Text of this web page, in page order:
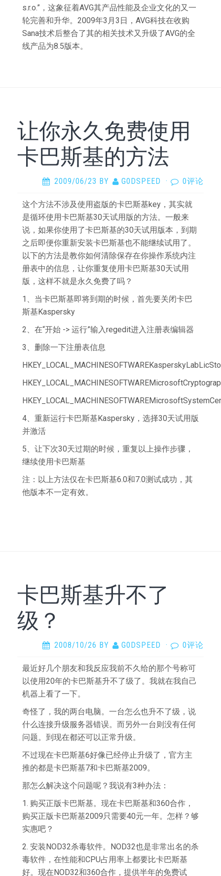
s.r.o.”，这象征着AVG其产品性能及企业文化的又一
轮完善和升华。2009年3月3日，AVG科技在收购
Sana技术后整合了其的相关技术又升级了AVG的全
线产品为8.5版本。
让你永久免费使用
卡巴斯基的方法
2009/06/23 BY G0DSPEED · 0评论
这个方法不涉及使用盗版的卡巴斯基key，其实就
是循环使用卡巴斯基30天试用版的方法。一般来
说，如果你使用了卡巴斯基的30天试用版本，到期
之后即便你重新安装卡巴斯基也不能继续试用了。
以下的方法是教你如何清除保存在你操作系统内注
册表中的信息，让你重复使用卡巴斯基30天试用
版，这样不就是永久免费了吗？
1、当卡巴斯基即将到期的时候，首先要关闭卡巴
斯基Kaspersky
2、在“开始 -> 运行”输入regedit进入注册表编辑器
3、删除一下注册表信息
4、重新运行卡巴斯基Kaspersky，选择30天试用版
并激活
5、让下次30天过期的时候，重复以上操作步骤，
继续使用卡巴斯基
注：以上方法仅在卡巴斯基6.0和7.0测试成功，其
他版本不一定有效。
卡巴斯基升不了
级？
2008/10/26 BY G0DSPEED · 0评论
最近好几个朋友和我反应我前不久给的那个号称可
以使用20年的卡巴斯基升不了级了。我就在我自己
机器上看了一下。
奇怪了，我的两台电脑。一台怎么也升不了级，说
什么连接升级服务器错误。而另外一台则没有任何
问题。到现在都还可以正常升级。
不过现在卡巴斯基6好像已经停止升级了，官方主
推的都是卡巴斯基7和卡巴斯基2009。
那怎么解决这个问题呢？我说有3种办法：
1. 购买正版卡巴斯基。现在卡巴斯基和360合作，
购买正版卡巴斯基2009只需要40元一年。怎样？够
实惠吧？
2. 安装NOD32杀毒软件。NOD32也是非常出名的杀
毒软件，在性能和CPU占用率上都要比卡巴斯基
好。现在NOD32和360合作，提供半年的免费试